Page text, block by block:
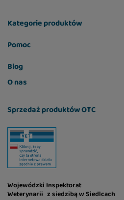
Kategorie produktów
Pomoc
Blog
O nas
Sprzedaż produktów OTC
Wojewódzki Inspektorat
Weterynarii z siedzibą w Siedlcach